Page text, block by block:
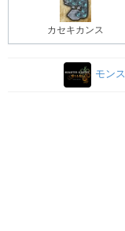
カセキカンス
モン